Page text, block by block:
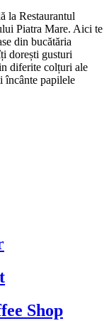
la Restaurantul
Piatra Mare. Aici te
din bucătăria
dorești gusturi
diferite colțuri ale
încânte papilele
Shop